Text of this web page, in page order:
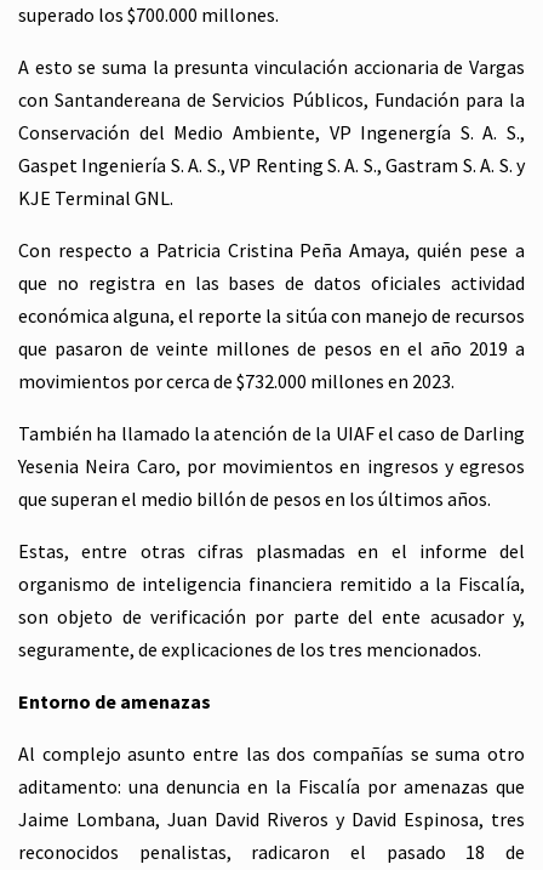
superado los $700.000 millones.
A esto se suma la presunta vinculación accionaria de Vargas
con Santandereana de Servicios Públicos, Fundación para la
Conservación del Medio Ambiente, VP Ingenergía S. A. S.,
Gaspet Ingeniería S. A. S., VP Renting S. A. S., Gastram S. A. S. y
KJE Terminal GNL.
Con respecto a Patricia Cristina Peña Amaya, quién pese a
que no registra en las bases de datos oficiales actividad
económica alguna, el reporte la sitúa con manejo de recursos
que pasaron de veinte millones de pesos en el año 2019 a
movimientos por cerca de $732.000 millones en 2023.
También ha llamado la atención de la UIAF el caso de Darling
Yesenia Neira Caro, por movimientos en ingresos y egresos
que superan el medio billón de pesos en los últimos años.
Estas, entre otras cifras plasmadas en el informe del
organismo de inteligencia financiera remitido a la Fiscalía,
son objeto de verificación por parte del ente acusador y,
seguramente, de explicaciones de los tres mencionados.
Entorno de amenazas
Al complejo asunto entre las dos compañías se suma otro
aditamento: una denuncia en la Fiscalía por amenazas que
Jaime Lombana, Juan David Riveros y David Espinosa, tres
reconocidos penalistas, radicaron el pasado 18 de